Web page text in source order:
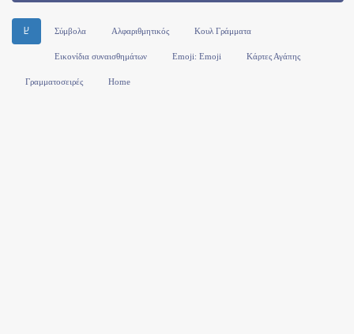
Ⴞ Σύμβολα Αλφαριθμητικός Κουλ Γράμματα
Εικονίδια συναισθημάτων Emoji: Emoji Κάρτες Αγάπης
Γραμματοσειρές Home